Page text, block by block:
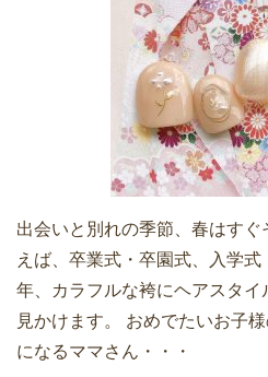
出会いと別れの季節、春はす
えば、卒業式・卒園式、入学
年、カラフルな袴にヘアスタ
見かけます。 おめでたいお子
になるママさん・・・